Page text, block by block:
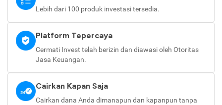
Lebih dari 100 produk investasi tersedia.
Platform Tepercaya
Cermati Invest telah berizin dan diawasi oleh Otoritas
Jasa Keuangan.
Cairkan Kapan Saja
Cairkan dana Anda dimanapun dan kapanpun tanpa